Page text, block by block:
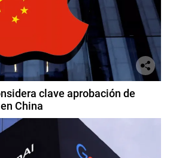
clave aprobación de
China